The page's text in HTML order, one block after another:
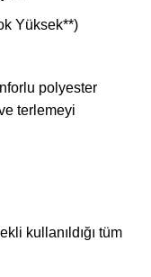
Yüksek**)
polyester
terlemeyi
kullanıldığı tüm